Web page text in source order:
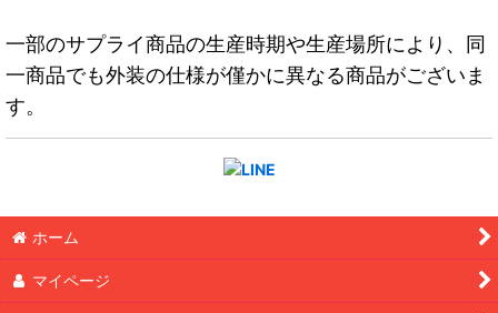
一部のサプライ商品の生産時期や生産場所により、同
一商品でも外装の仕様が僅かに異なる商品がございま
す。
ホーム
マイページ